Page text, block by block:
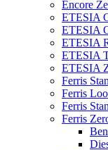
Encore
ETESIA
ETESIA
ETESIA
ETESIA
ETESIA
Ferris
Ferris
Ferris
Ferris